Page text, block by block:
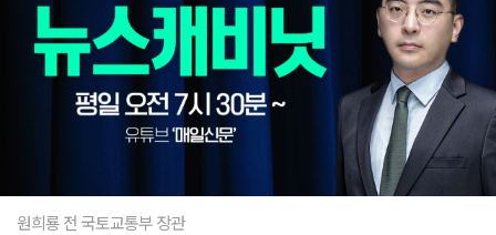
원희룡 전 국토교통부 장관